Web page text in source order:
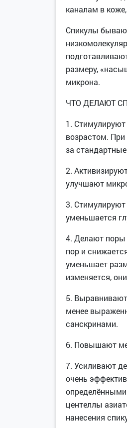
каналам в
Спикулы
размеру,
микрона.
ЧТО ДЕЛАЮТ
1. Стимулируют
возрастом. При
за
2.
улучшают
3. Стимулируют
уменьшается
4. Делают поры
пор и
уменьшает
изменяется,
5.
менее
санскринами.
6. Повышают
7. Усиливают
очень
центеллы
нанесения